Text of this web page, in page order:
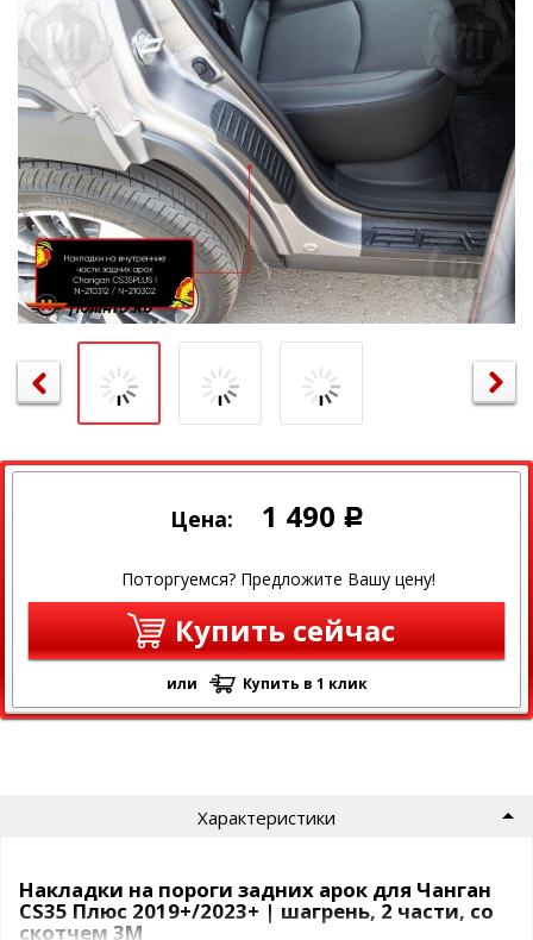
Цена: 1 490 Р
Поторгуемся? Предложите Вашу цену!
Купить сейчас
или Купить в 1 клик
Характеристики
Накладки на пороги задних арок для Чанган
CS35 Плюс 2019+/2023+ | шагрень, 2 части, со
скотчем 3M